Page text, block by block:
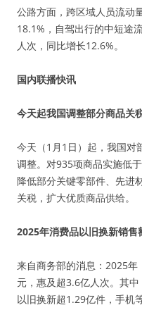
公路方面，跨区域人员流动
18.1%，自驾出行的中短途
人次，同比增长12.6%。
国内联播快讯
今天起我国调整部分商品关
今天（1月1日）起，我国对
调整。对935项商品实施低
降低部分关键零部件、先进
关税，扩大优质商品供给。
2025年消费品以旧换新销售
来自商务部的消息：2025
元，惠及超3.6亿人次。其
以旧换新超1.29亿件，手机